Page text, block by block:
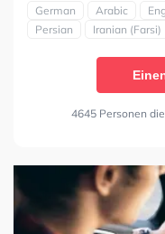
German Arabic
Persian
Iranian (Farsi)
4645 Personen